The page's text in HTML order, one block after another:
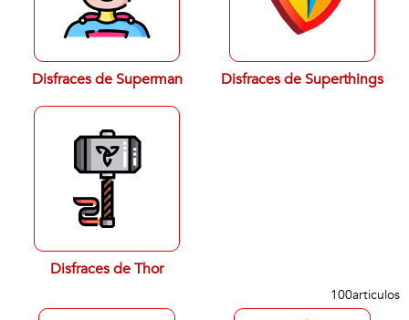
Disfraces de Superman Disfraces de Superthings
Disfraces de Thor
100articulos